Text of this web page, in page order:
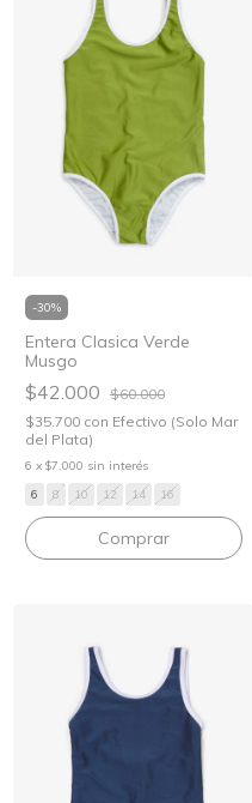
-30%
Entera Clasica Verde
Musgo
$42.000 $60.000
$35.700 con Efectivo (Solo Mar
del Plata)
6 x $7.000 sin interés
6
8 10 12 14 16
Comprar